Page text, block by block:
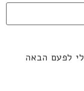
לפעם הבאה